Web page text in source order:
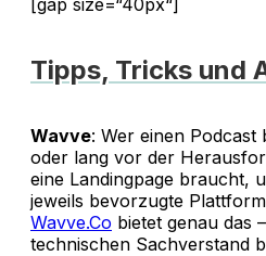
[gap size=“40px“]
Tipps, Tricks und
Wavve: Wer einen
oder lang vor der
eine Landingpage braucht,
jeweils bevorzugte
Wavve.Co bietet genau das
technischen Sachverstand